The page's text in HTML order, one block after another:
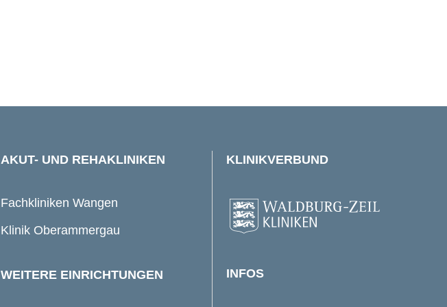
AKUT- UND REHAKLINIKEN
Fachkliniken Wangen
Klinik Oberammergau
WEITERE EINRICHTUNGEN
KLINIKVERBUND
INFOS